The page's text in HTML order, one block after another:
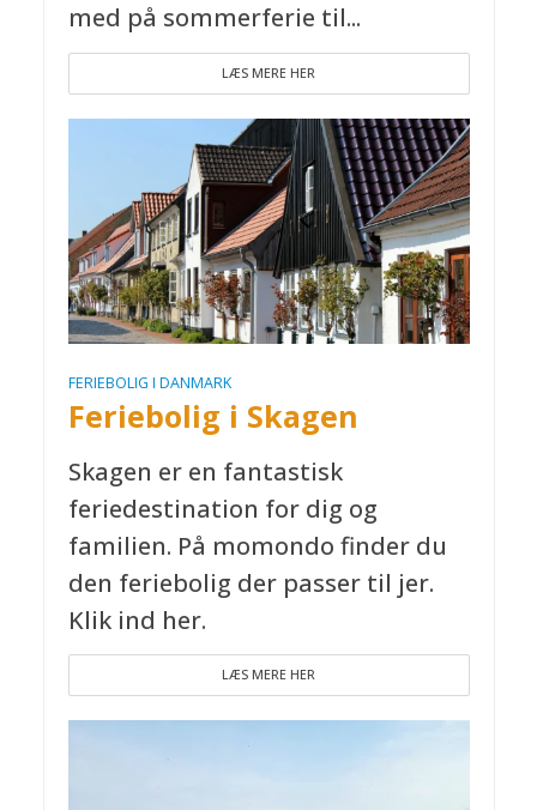
med på sommerferie til...
LÆS MERE HER
FERIEBOLIG I DANMARK
Feriebolig i Skagen
Skagen er en fantastisk
feriedestination for dig og
familien. På momondo finder du
den feriebolig der passer til jer.
Klik ind her.
LÆS MERE HER